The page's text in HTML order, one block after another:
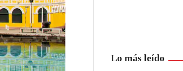
Lo más leído